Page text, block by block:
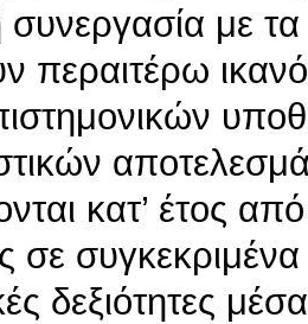
συνεργασία με
περαιτέρω
κατ’ έτος
σε
δεξιότητες